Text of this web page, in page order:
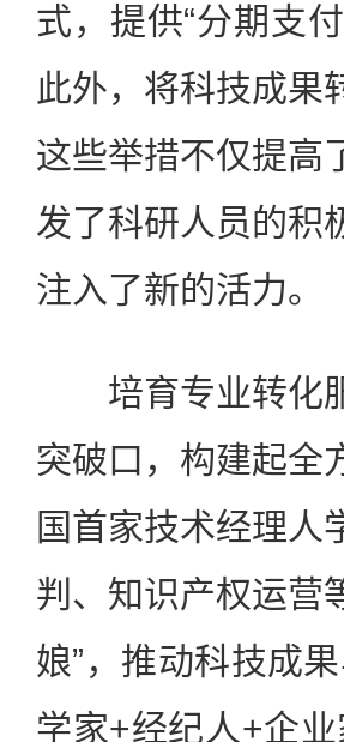
式，提供“分期支
此外，将科技成果
这些举措不仅提高
发了科研人员的积
注入了新的活力。
培育专业转化服
突破口，构建起全
国首家技术经理人
判、知识产权运营
娘”，推动科技成
学家+经纪人+企